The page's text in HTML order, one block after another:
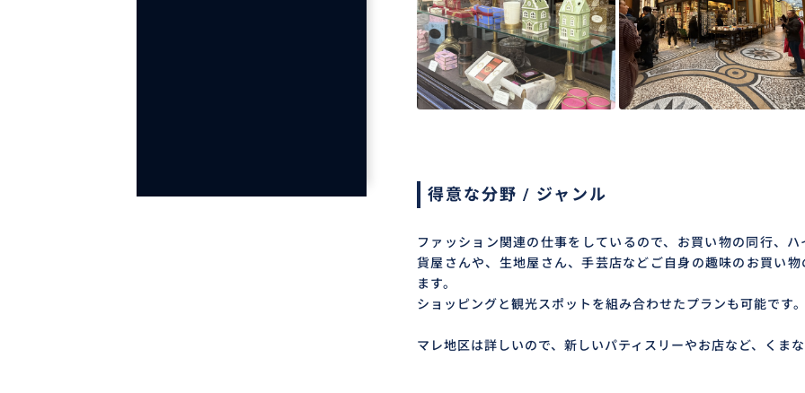
得意な分野 / ジャンル
ファッション関連の仕事をしているので、お買い物の同行、
貨屋さんや、生地屋さん、手芸店などご自身の趣味のお買い
ます。
ショッピングと観光スポットを組み合わせたプランも可能です
マレ地区は詳しいので、新しいパティスリーやお店など、くま